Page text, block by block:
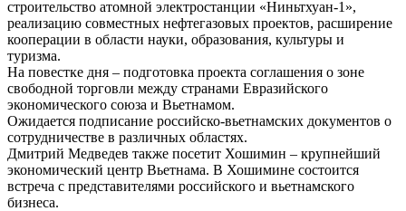
строительство атомной электростанции «Ниньтхуан-1»,
реализацию совместных нефтегазовых проектов, расширение
кооперации в области науки, образования, культуры и
туризма.
На повестке дня – подготовка проекта соглашения о зоне
свободной торговли между странами Евразийского
экономического союза и Вьетнамом.
Ожидается подписание российско-вьетнамских документов о
сотрудничестве в различных областях.
Дмитрий Медведев также посетит Хошимин – крупнейший
экономический центр Вьетнама. В Хошимине состоится
встреча с представителями российского и вьетнамского
бизнеса.